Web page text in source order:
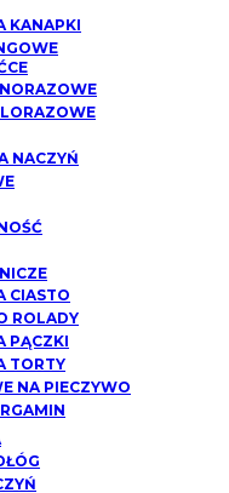
KANAPKI
NACZYŃ
CIASTO
ROLADY
PĄCZKI
TORTY
NA PIECZYWO